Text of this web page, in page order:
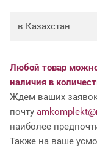
в Казахстан
Любой товар
наличия в
Ждем ваших
почту
наиболее
Также на ваше